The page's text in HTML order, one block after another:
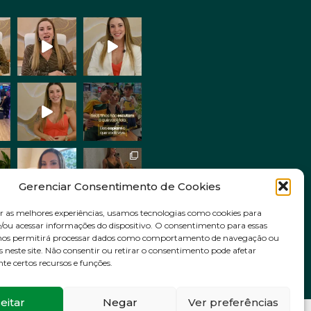
Gerenciar Consentimento de Cookies
as melhores experiências, usamos tecnologias como cookies para
acessar informações do dispositivo. O consentimento para essas
permitirá processar dados como comportamento de navegação ou
neste site. Não consentir ou retirar o consentimento pode afetar
certos recursos e funções.
Negar Ver preferências
Siga no Instagram